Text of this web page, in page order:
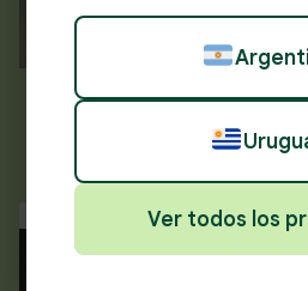
BANJO
Ver todos los